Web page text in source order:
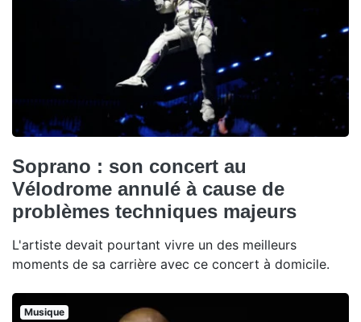
Soprano : son concert au
Vélodrome annulé à cause de
problèmes techniques majeurs
L'artiste devait pourtant vivre un des meilleurs
moments de sa carrière avec ce concert à domicile.
Musique